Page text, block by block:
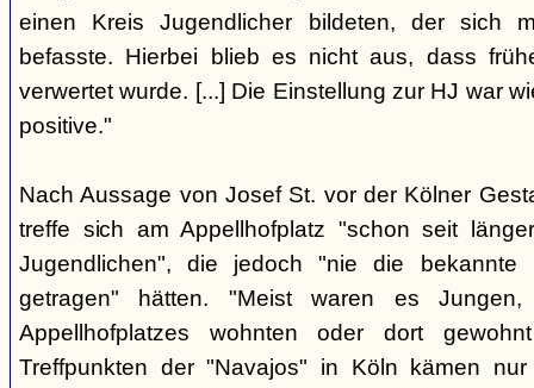
einen Kreis Jugendlicher bildeten, der sich
befasste. Hierbei blieb es nicht aus, dass
verwertet wurde. [...] Die Einstellung zur HJ war
positive."
Nach Aussage von Josef St. vor der Kölner
treffe sich am Appellhofplatz "schon seit
Jugendlichen", die jedoch "nie die
getragen" hätten. "Meist waren es
Appellhofplatzes wohnten oder dort
Treffpunkten der "Navajos" in Köln kämen